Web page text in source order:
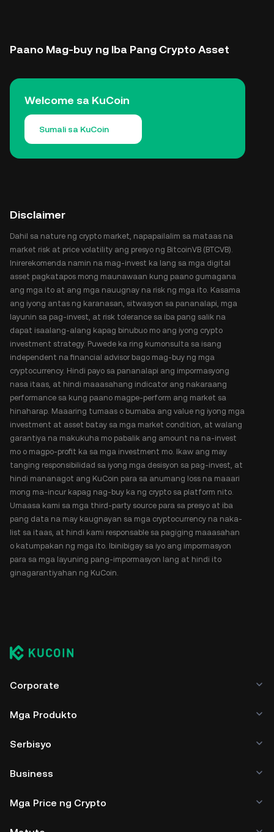
Paano Mag-buy ng Iba Pang Crypto Asset
Welcome sa KuCoin
Sumali sa KuCoin
Disclaimer
Dahil sa nature ng crypto market, napapailalim sa mataas na
market risk at price volatility ang presyo ng BitcoinVB (BTCVB).
Inirerekomenda namin na mag-invest ka lang sa mga digital
asset pagkatapos mong maunawaan kung paano gumagana
ang mga ito at ang mga nauugnay na risk ng mga ito. Kasama
ang iyong antas ng karanasan, sitwasyon sa pananalapi, mga
layunin sa pag-invest, at risk tolerance sa iba pang salik na
dapat isaalang-alang kapag binubuo mo ang iyong crypto
investment strategy. Puwede ka ring kumonsulta sa isang
independent na financial advisor bago mag-buy ng mga
cryptocurrency. Hindi payo sa pananalapi ang impormasyong
nasa itaas, at hindi maaasahang indicator ang nakaraang
performance sa kung paano magpe-perform ang market sa
hinaharap. Maaaring tumaas o bumaba ang value ng iyong mga
investment at asset batay sa mga market condition, at walang
garantiya na makukuha mo pabalik ang amount na na-invest
mo o magpo-profit ka sa mga investment mo. Ikaw ang may
tanging responsibilidad sa iyong mga desisyon sa pag-invest, at
hindi mananagot ang KuCoin para sa anumang loss na maaari
mong ma-incur kapag nag-buy ka ng crypto sa platform nito.
Umaasa kami sa mga third-party source para sa presyo at iba
pang data na may kaugnayan sa mga cryptocurrency na naka-
list sa itaas, at hindi kami responsable sa pagiging maaasahan
o katumpakan ng mga ito. Ibinibigay sa iyo ang impormasyon
para sa mga layuning pang-impormasyon lang at hindi ito
ginagarantiyahan ng KuCoin.
Corporate
Mga Produkto
Serbisyo
Business
Mga Price ng Crypto